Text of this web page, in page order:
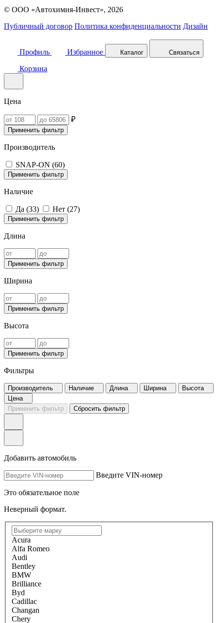
© ООО «Автохимия-Инвест», 2026
Публичный договор Политика конфиденциальности Дизайн
Профиль Избранное Каталог Связаться
Корзина
Цена
₽
Применить фильтр
Производитель
SNAP-ON (60)
Применить фильтр
Наличие
Да (33) Нет (27)
Применить фильтр
Длина
Применить фильтр
Ширина
Применить фильтр
Высота
Применить фильтр
Фильтры
Производитель Наличие Длина Ширина
Высота
Цена
Применить фильтр
Сбросить фильтр
Добавить автомобиль
Введите VIN-номер
Это обязательное поле
Неверный формат.
Acura
Alfa Romeo
Audi
Bentley
BMW
Brilliance
Byd
Cadillac
Changan
Chery